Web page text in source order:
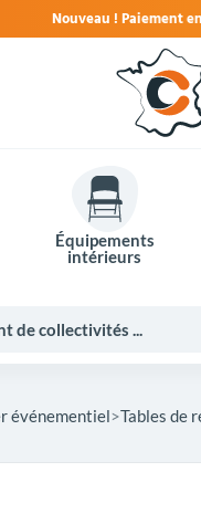
en 4x sans frais.
Équipements
intérieurs
événementiel Tables de